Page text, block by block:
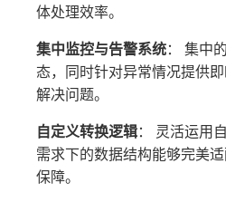
体处理效率。
集中监控与告警系统： 集中
态，同时针对异常情况提供
解决问题。
自定义转换逻辑： 灵活运用
需求下的数据结构能够完美
保障。